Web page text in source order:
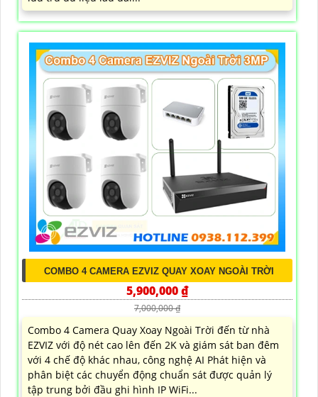
COMBO 4 CAMERA EZVIZ QUAY XOAY NGOÀI TRỜI
5,900,000 ₫
7,000,000 ₫
Combo 4 Camera Quay Xoay Ngoài Trời đến từ nhà
EZVIZ với độ nét cao lên đến 2K và giám sát ban đêm
với 4 chế độ khác nhau, công nghệ AI Phát hiện và
phân biệt các chuyển động chuẩn sát được quản lý
tập trung bởi đầu ghi hình IP WiFi...